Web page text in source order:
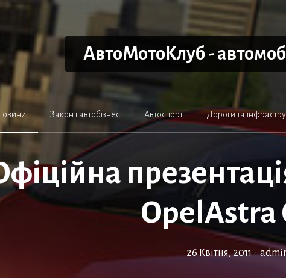
АвтоМотоКлуб -
Закон і автобізнес Автоспорт Дороги та
OpelAstra
26 Квітня, 2011 •